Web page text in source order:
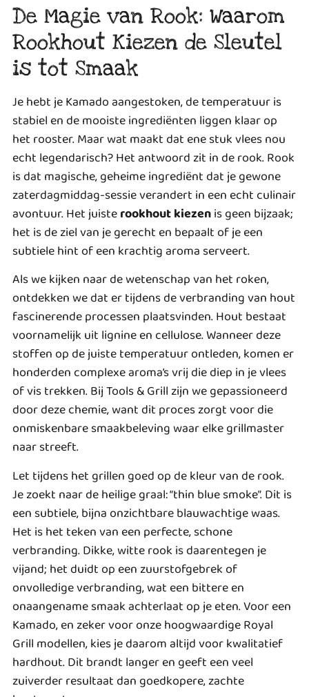
De Magie van Rook: Waarom
Rookhout Kiezen de Sleutel
is tot Smaak
Je hebt je Kamado aangestoken, de temperatuur is
stabiel en de mooiste ingrediënten liggen klaar op
het rooster. Maar wat maakt dat ene stuk vlees nou
echt legendarisch? Het antwoord zit in de rook. Rook
is dat magische, geheime ingrediënt dat je gewone
zaterdagmiddag-sessie verandert in een echt culinair
avontuur. Het juisterookhout kiezenis geen bijzaak;
het is de ziel van je gerecht en bepaalt of je een
subtiele hint of een krachtig aroma serveert.
Als we kijken naarde wetenschap van het roken,
ontdekken we dat er tijdens de verbranding van hout
fascinerende processen plaatsvinden. Hout bestaat
voornamelijk uit lignine en cellulose. Wanneer deze
stoffen op de juiste temperatuur ontleden, komen er
honderden complexe aroma’s vrij die diep in je vlees
of vis trekken. Bij Tools & Grill zijn we gepassioneerd
door deze chemie, want dit proces zorgt voor die
onmiskenbare smaakbeleving waar elke grillmaster
naar streeft.
Let tijdens het grillen goed op de kleur van de rook.
Je zoekt naar de heilige graal: “thin blue smoke”. Dit is
een subtiele, bijna onzichtbare blauwachtige waas.
Het is het teken van een perfecte, schone
verbranding. Dikke, witte rook is daarentegen je
vijand; het duidt op een zuurstofgebrek of
onvolledige verbranding, wat een bittere en
onaangename smaak achterlaat op je eten. Voor een
Kamado, en zeker voor onze hoogwaardige Royal
Grill modellen, kies je daarom altijd voor kwalitatief
hardhout. Dit brandt langer en geeft een veel
zuiverder resultaat dan goedkopere, zachte